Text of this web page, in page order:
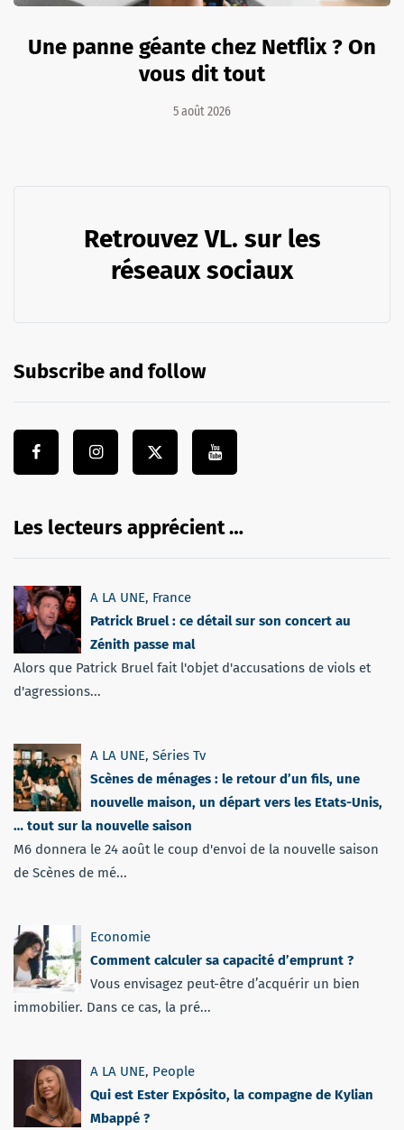
Une panne géante chez Netflix ? On
vous dit tout
5 août 2026
Retrouvez VL. sur les
réseaux sociaux
Subscribe and follow
Les lecteurs apprécient …
A LA UNE, France
Patrick Bruel : ce détail sur son concert au
Zénith passe mal
Alors que Patrick Bruel fait l'objet d'accusations de viols et
d'agressions...
A LA UNE, Séries Tv
Scènes de ménages : le retour d’un fils, une
nouvelle maison, un départ vers les Etats-Unis,
… tout sur la nouvelle saison
M6 donnera le 24 août le coup d'envoi de la nouvelle saison
de Scènes de mé...
Economie
Comment calculer sa capacité d’emprunt ?
Vous envisagez peut-être d’acquérir un bien
immobilier. Dans ce cas, la pré...
A LA UNE, People
Qui est Ester Expósito, la compagne de Kylian
Mbappé ?